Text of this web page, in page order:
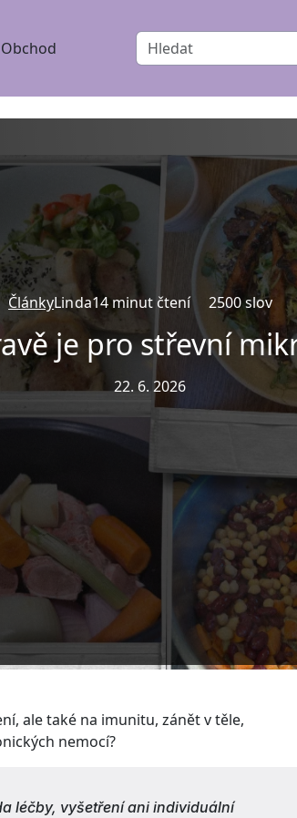
Obchod
ČlánkyLinda14 minut čtení 2500 slov
je pro střevní
22. 6. 2026
ale také na imunitu, zánět v těle,
nemocí?
léčby, vyšetření ani individuální